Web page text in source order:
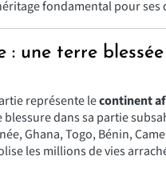
fondamental pour ses
: une terre
représente lecontinent
dans sa partie
Ghana, Togo, Bénin,
les millions de vies